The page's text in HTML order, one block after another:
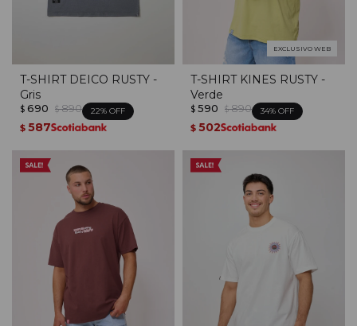
T-SHIRT DEICO RUSTY -
Gris
$ 690 $ 890 22
$ 587
EXCLUSIVO WEB
T-SHIRT KINES RUSTY -
Verde
$ 590 $ 890 34
$ 502